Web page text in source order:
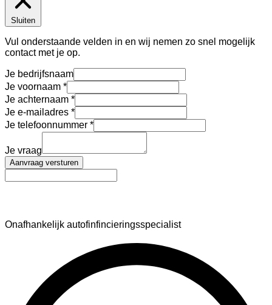
Sluiten
Vul onderstaande velden in en wij nemen zo snel mogelijk
contact met je op.
Je bedrijfsnaam
Je voornaam
Je achternaam
Je e-mailadres
Je telefoonnummer
Je vraag
Aanvraag versturen
Onafhankelijk autofinfincieringsspecialist